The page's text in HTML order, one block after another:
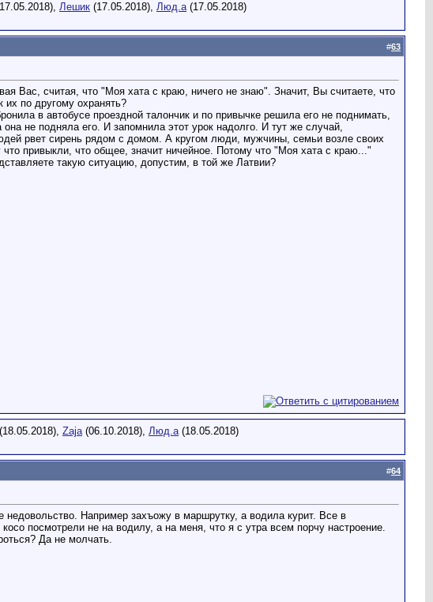
Лешик (17.05.2018), Люд.а(17.05.2018)
#63
Вас, считая, что "Моя хата с краю, ничего не знаю". Значит, Вы считаете, что
по другому охранять?
в автобусе проездной талончик и по привычке решила его не поднимать,
не подняла его. И запомнила этот урок надолго. И тут же случай,
рвет сирень рядом с домом. А кругом люди, мужчины, семьи возле своих
привыкли, что общее, значит ничейное. Потому что "Моя хата с краю..."
такую ситуацию, допустим, в той же Латвии?
(18.05.2018), Zaja(06.10.2018), Люд.а(18.05.2018)
#64
недовольство. Например захъожу в маршрутку, а водила курит. Все в
посмотрели не на водилу, а на меня, что я с утра всем порчу настроение.
Да не молчать.